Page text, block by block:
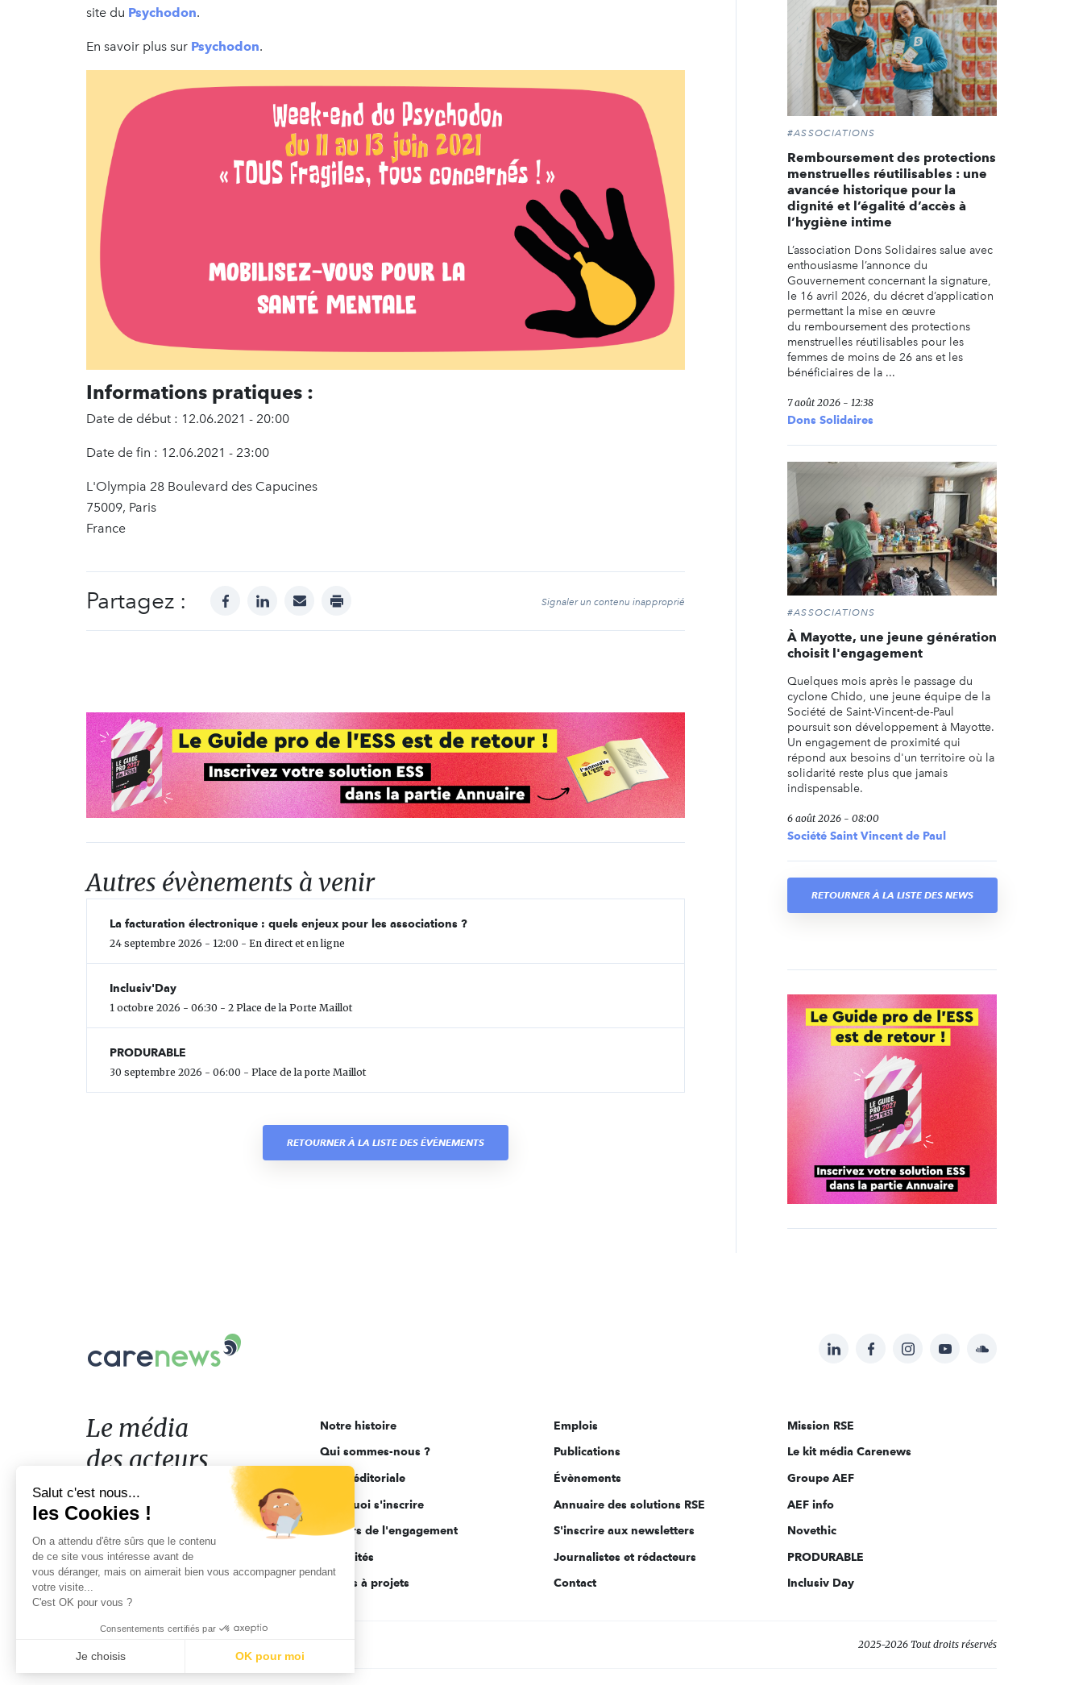
site du Psychodon.
En savoir plus sur Psychodon.
Informations pratiques :
Date de début : 12.06.2021 - 20:00
Date de fin : 12.06.2021 - 23:00
L'Olympia 28 Boulevard des Capucines
75009, Paris
France
Partagez : facebooklinkedinmail print Signaler un contenu inapproprié
Autres évènements à venir
La facturation électronique : quels enjeux pour les associations ?
24 septembre 2026 - 12:00 - En direct et en ligne
Inclusiv'Day
1 octobre 2026 - 06:30 - 2 Place de la Porte Maillot
PRODURABLE
30 septembre 2026 - 06:00 - Place de la porte Maillot
RETOURNER À LA LISTE DES ÉVÈNEMENTS
#ASSOCIATIONS
Remboursement des protections
menstruelles réutilisables : une
avancée historique pour la
dignité et l’égalité d’accès à
l’hygiène intime
L’association Dons Solidaires salue avec
enthousiasme l’annonce du
Gouvernement concernant la signature,
le 16 avril 2026, du décret d’application
permettant la mise en œuvre
du remboursement des protections
menstruelles réutilisables pour les
femmes de moins de 26 ans et les
bénéficiaires de la ...
7 août 2026 - 12:38
Dons Solidaires
#ASSOCIATIONS
À Mayotte, une jeune génération
choisit l'engagement
Quelques mois après le passage du
cyclone Chido, une jeune équipe de la
Société de Saint-Vincent-de-Paul
poursuit son développement à Mayotte.
Un engagement de proximité qui
répond aux besoins d'un territoire où la
solidarité reste plus que jamais
indispensable.
6 août 2026 - 08:00
Société Saint Vincent de Paul
RETOURNER À LA LISTE DES NEWS
Suivez-
sur:
LinkedInFacebookInstagramYouTubeSoundcloud
Le
acteurs
de
l'engagement
Le média
des acteurs
de l'engagement
Notre histoire
Qui sommes-nous ?
Ligne éditoriale
Pourquoi s'inscrire
Acteurs de l'engagement
Actualités
Appels à projets
Emplois
Publications
Évènements
Annuaire des solutions RSE
S'inscrire aux newsletters
Journalistes et rédacteurs
Contact
Mission RSE
Le kit média Carenews
Groupe AEF
AEF info
Novethic
PRODURABLE
Inclusiv Day
2025-2026 Tout droits réservés
Salut c'est nous...
les Cookies !
On a attendu d'être sûrs que le contenu
de ce site vous intéresse avant de
vous déranger, mais on aimerait bien vous accompagner pendant
votre visite...
C'est OK pour vous ?
Consentements certifiés par
Je choisis OK pour moi